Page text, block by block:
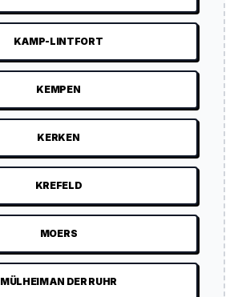
KAMP-LINTFORT
KEMPEN
KERKEN
KREFELD
MOERS
MÜLHEIM AN DER RUHR